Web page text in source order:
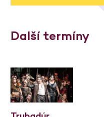
Další termíny